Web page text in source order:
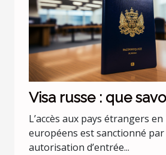
Visa russe : que
L’accès aux pays étrangers
européens est sanctionné
autorisation d’entrée...